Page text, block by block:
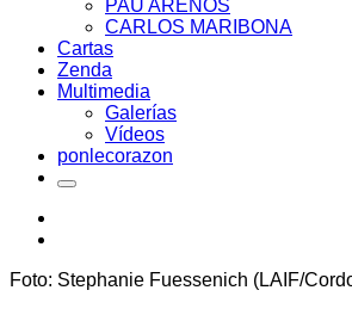
PAU ARENÓS
CARLOS MARIBONA
Cartas
Zenda
Multimedia
Galerías
Vídeos
ponlecorazon
Foto: Stephanie Fuessenich (LAIF/